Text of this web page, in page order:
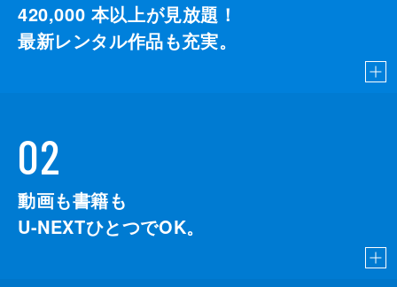
420,000 本以上が見放題！
最新レンタル作品も充実。
02
動画も書籍も
U-NEXTひとつでOK。